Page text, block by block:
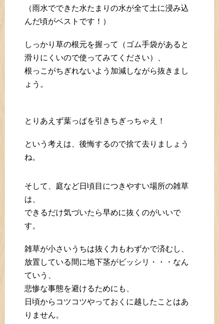
（雨水でできた水たまりの水が全て土に浸み込
んだ頃がベストです！）
しっかり草の根元を握って（ゴム手袋があると
滑りにくいので使ってみてください）、
根っこがちぎれないよう加減しながら抜きまし
ょう。
とりあえず葉っぱを引きちぎっちゃえ！
という考えは、後悔するので捨て去りましょう
ね。
そして、庭など日頃目につきやすい場所の雑草
は、
できるだけ気づいたら早めに抜くのがいいで
す。
雑草が小さいうちは抜く力もわずかで済むし、
放置している間に地下茎がビッシリ・・・なん
ていう、
悲惨な事態を避けるためにも、
日頃からコツコツやっておくに越したことはあ
りません。